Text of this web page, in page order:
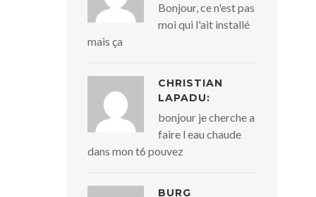
Bonjour, ce n'est pas
moi qui l'ait installé
mais ça
CHRISTIAN
LAPADU:
bonjour je cherche a
faire l eau chaude
dans mon t6 pouvez
BURG